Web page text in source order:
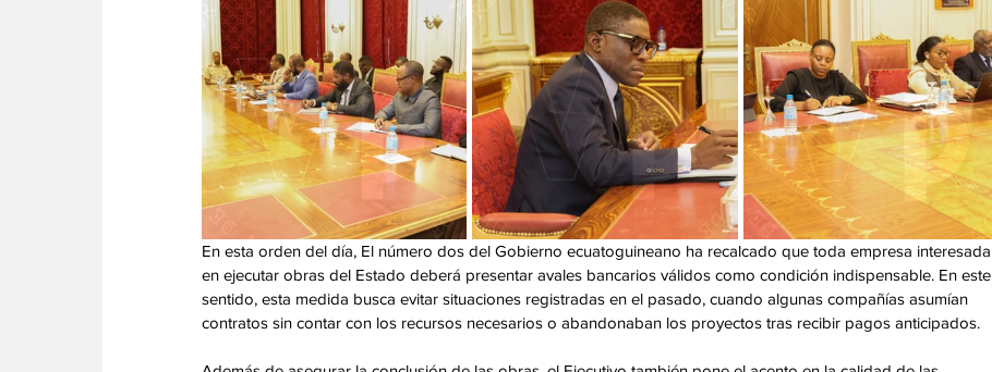
En esta orden del día, El número dos del Gobierno ecuatoguineano ha recalcado que toda empresa interesada
en ejecutar obras del Estado deberá presentar avales bancarios válidos como condición indispensable. En este
sentido, esta medida busca evitar situaciones registradas en el pasado, cuando algunas compañías asumían
contratos sin contar con los recursos necesarios o abandonaban los proyectos tras recibir pagos anticipados.